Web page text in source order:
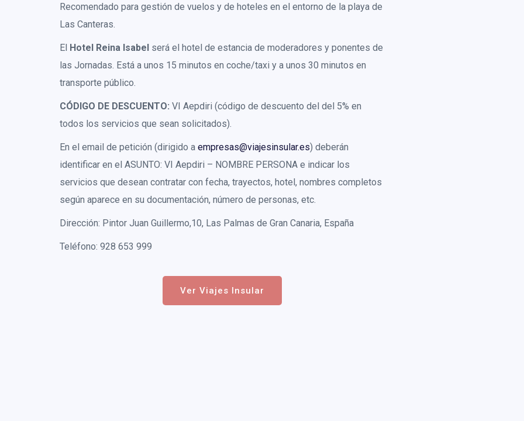
Recomendado para gestión de vuelos y de hoteles en el entorno de la playa de
Las Canteras.
El Hotel Reina Isabel será el hotel de estancia de moderadores y ponentes de
las Jornadas. Está a unos 15 minutos en coche/taxi y a unos 30 minutos en
transporte público.
CÓDIGO DE DESCUENTO: VI Aepdiri (código de descuento del del 5% en
todos los servicios que sean solicitados).
En el email de petición (dirigido a empresas@viajesinsular.es) deberán
identificar en el ASUNTO: VI Aepdiri – NOMBRE PERSONA e indicar los
servicios que desean contratar con fecha, trayectos, hotel, nombres completos
según aparece en su documentación, número de personas, etc.
Dirección: Pintor Juan Guillermo,10, Las Palmas de Gran Canaria, España
Teléfono: 928 653 999
Ver Viajes Insular